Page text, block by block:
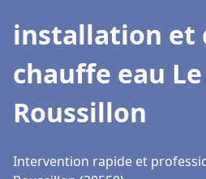
installation et
chauffe eau
Roussillon
Intervention rapide et